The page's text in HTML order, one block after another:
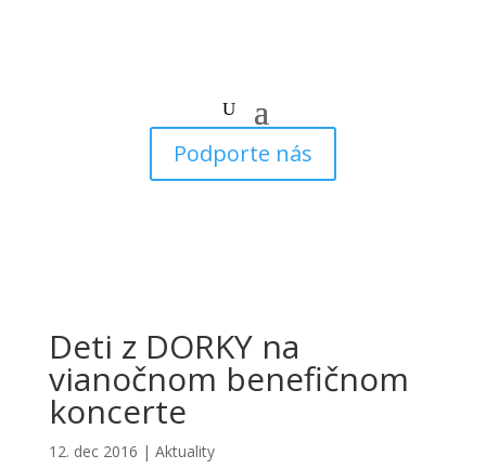
Podporte nás
Deti z DORKY na
vianočnom benefičnom
koncerte
12. dec 2016 | Aktuality